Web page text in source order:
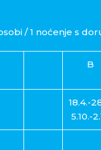
/ 1 noćenje s
B
18.4.-
5.10.-